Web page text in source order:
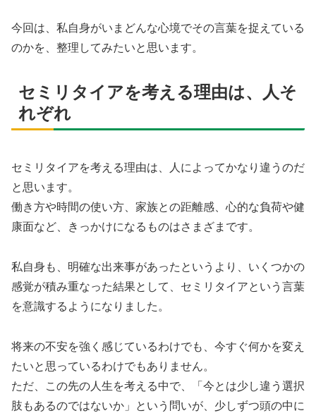
今回は、私自身がいまどんな心境でその言葉を捉えている
のかを、整理してみたいと思います。
セミリタイアを考える理由は、人そ
れぞれ
セミリタイアを考える理由は、人によってかなり違うのだ
と思います。
働き方や時間の使い方、家族との距離感、心的な負荷や健
康面など、きっかけになるものはさまざまです。
私自身も、明確な出来事があったというより、いくつかの
感覚が積み重なった結果として、セミリタイアという言葉
を意識するようになりました。
将来の不安を強く感じているわけでも、今すぐ何かを変え
たいと思っているわけでもありません。
ただ、この先の人生を考える中で、「今とは少し違う選択
肢もあるのではないか」という問いが、少しずつ頭の中に